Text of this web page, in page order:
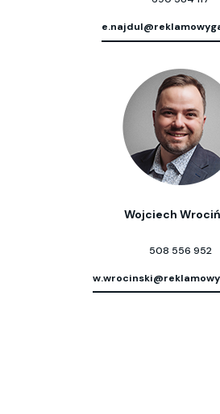
Wojciech
508 556 952